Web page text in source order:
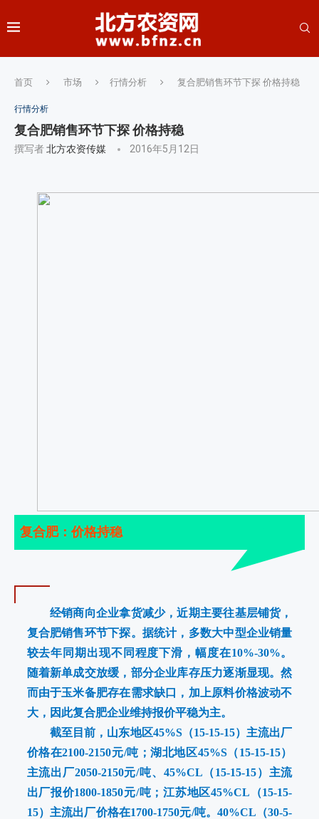
首页 市场 行情分析 复合肥销售环节下探 价格持稳
行情分析
复合肥销售环节下探 价格持稳
撰写者北方农资传媒 2016年5月12日
复合肥：价格持稳
经销商向企业拿货减少，近期主要往基层铺货，
复合肥销售环节下探。据统计，多数大中型企业销量
较去年同期出现不同程度下滑，幅度在10%-30%。
随着新单成交放缓，部分企业库存压力逐渐显现。然
而由于玉米备肥存在需求缺口，加上原料价格波动不
大，因此复合肥企业维持报价平稳为主。
截至目前，山东地区45%S（15-15-15）主流出厂
价格在2100-2150元/吨；湖北地区45%S（15-15-15）
主流出厂2050-2150元/吨、45%CL（15-15-15）主流
出厂报价1800-1850元/吨；江苏地区45%CL（15-15-
15）主流出厂价格在1700-1750元/吨。40%CL（30-5-